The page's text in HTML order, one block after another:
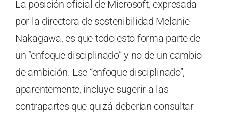
La posición oficial de Microsoft, expresada
por la directora de sostenibilidad Melanie
Nakagawa, es que todo esto forma parte de
un “enfoque disciplinado” y no de un cambio
de ambición. Ese “enfoque disciplinado”,
aparentemente, incluye sugerir a las
contrapartes que quizá deberían consultar